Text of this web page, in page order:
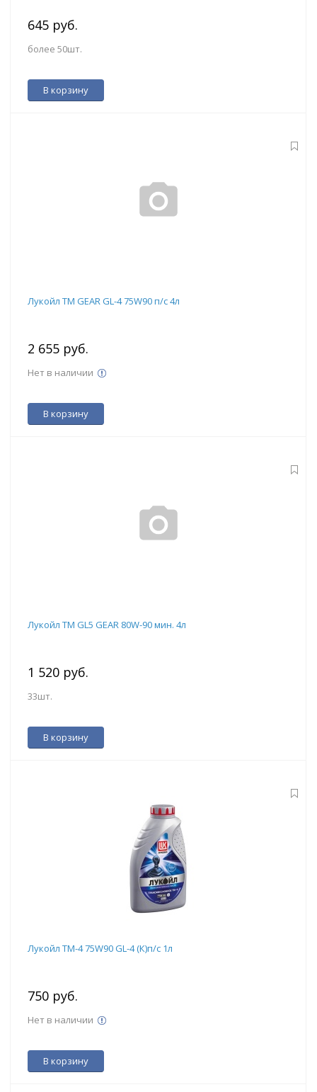
645 руб.
более 50шт.
В корзину
Лукойл ТМ GEAR GL-4 75W90 п/с 4л
2 655 руб.
Нет в наличии
В корзину
Лукойл ТМ GL5 GEAR 80W-90 мин. 4л
1 520 руб.
33шт.
В корзину
Лукойл ТМ-4 75W90 GL-4 (К)п/с 1л
750 руб.
Нет в наличии
В корзину